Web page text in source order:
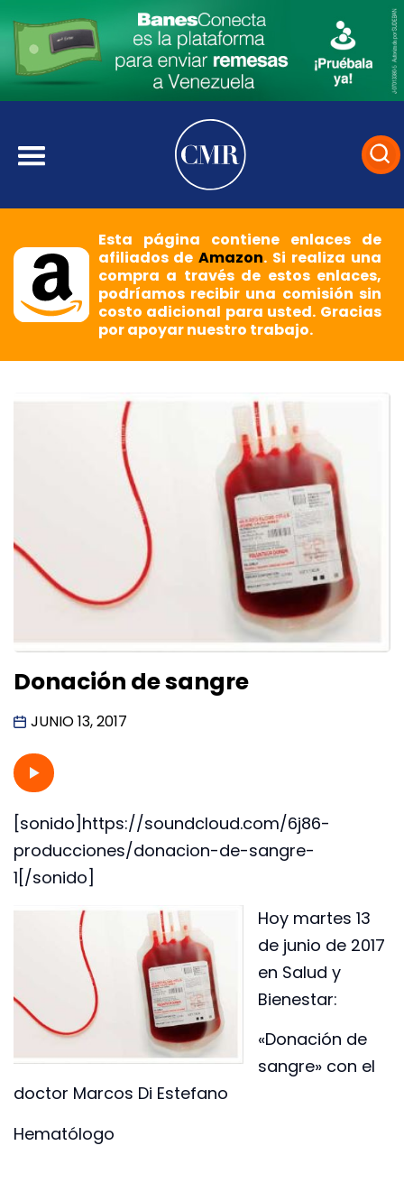
Esta página contiene enlaces de
afiliados deAmazon. Si realiza una
compra a través de estos enlaces,
podríamos recibir una comisión sin
costo adicional para usted. Gracias
por apoyar nuestro trabajo.
Donación de sangre
JUNIO 13, 2017
[sonido]https://soundcloud.com/6j86-
producciones/donacion-de-sangre-
1[/sonido]
Hoy martes 13
de junio de 2017
en Salud y
Bienestar:
«Donación de
sangre» con el
doctor Marcos Di Estefano
Hematólogo